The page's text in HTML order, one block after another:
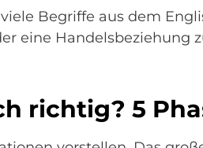
Begriffe aus dem
eine Handelsbeziehung
richtig? 5